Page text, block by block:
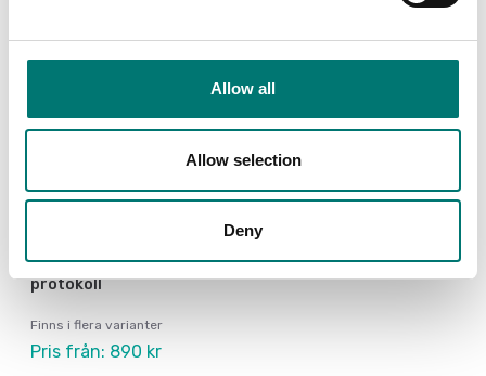
Allow all
Allow selection
Deny
Kalibrering av våg inkl
protokoll
Finns i flera varianter
Pris från: 890 kr